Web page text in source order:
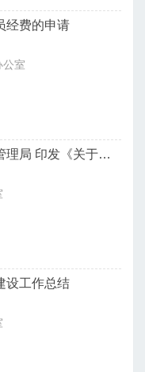
经费的申请
公室
普陀区民防办公室 普陀区应急管理局 印发《关于推进本区应急避难场所建设的实施方案》的通知
设工作总结